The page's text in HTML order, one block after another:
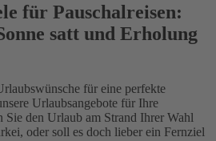
für Pauschalreisen:
satt und Erholung
für eine perfekte
Urlaubsangebote für Ihre
Sie den Urlaub am Strand Ihrer Wahl
oder soll es doch lieber ein Fernziel